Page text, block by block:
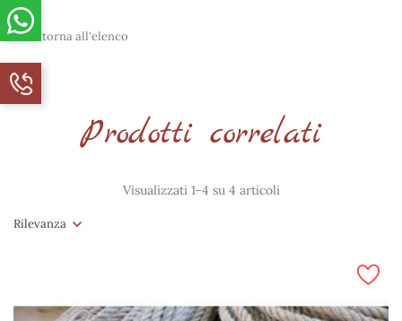
Ritorna all'elenco
Prodotti correlati
Rilevanza
Visualizzati 1-4 su 4 articoli